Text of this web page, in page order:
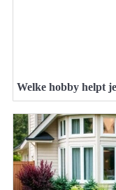
Welke hobby helpt